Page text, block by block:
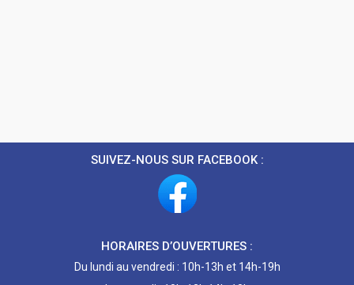
SUIVEZ-NOUS SUR FACEBOOK :
HORAIRES D’OUVERTURES :
Du lundi au vendredi : 10h-13h et 14h-19h